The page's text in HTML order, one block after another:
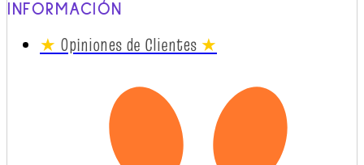
INFORMACIÓN
★ Opiniones de Clientes ★